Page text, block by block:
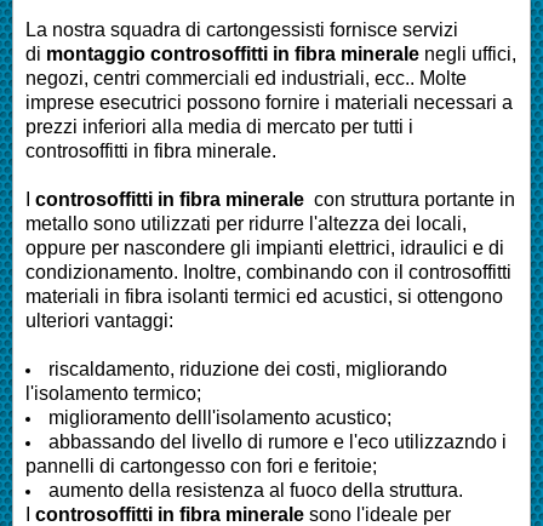
La nostra squadra di cartongessisti fornisce servizi
di montaggio controsoffitti in fibra minerale negli uffici,
negozi, centri commerciali ed industriali, ecc.. Molte
imprese esecutrici possono fornire i materiali necessari a
prezzi inferiori alla media di mercato per tutti i
controsoffitti in fibra minerale.
controsoffitti in fibra minerale con struttura portante in
metallo sono utilizzati per ridurre l'altezza dei locali,
oppure per nascondere gli impianti elettrici, idraulici e di
condizionamento. Inoltre, combinando con il controsoffitti
materiali in fibra isolanti termici ed acustici, si ottengono
ulteriori vantaggi:
riscaldamento, riduzione dei costi, migliorando
l'isolamento termico;
miglioramento delll'isolamento acustico;
abbassando del livello di rumore e l'eco utilizzazndo i
pannelli di cartongesso con fori e feritoie;
aumento della resistenza al fuoco della struttura.
controsoffitti in fibra minerale sono l'ideale per